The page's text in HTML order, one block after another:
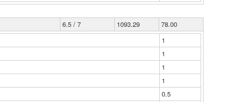
6.5 / 7 1093.29
78.00
1
1
1
1
0.5